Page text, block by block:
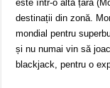
este într-o altă țară
destinații din zonă.
mondial pentru
și nu numai vin să
blackjack, pentru o